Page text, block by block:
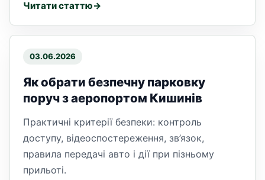
Читати статтю
03.06.2026
Як обрати безпечну парковку
поруч з аеропортом Кишинів
Практичні критерії безпеки: контроль
доступу, відеоспостереження, зв’язок,
правила передачі авто і дії при пізньому
прильоті.